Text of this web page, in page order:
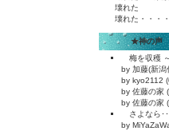
壊れた
壊れた・・・
★神の声 天
梅を収穫
by 加藤(新
by kyo2112
by 佐藤の家
by 佐藤の家
さよなら･･
by